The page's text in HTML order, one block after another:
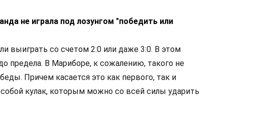
не играла под лозунгом "победить или
выиграть со счетом 2:0 или даже 3:0. В этом
предела. В Мариборе, к сожалению, такого не
Причем касается это как первого, так и
кулак, которым можно со всей силы ударить